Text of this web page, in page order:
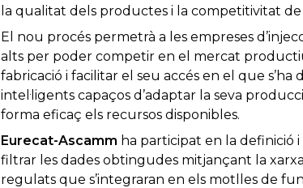
la qualitat dels productes i la competitivitat de
El nou procés permetrà a les empreses
alts per poder competir en el mercat
fabricació i facilitar el seu accés en el que
intel·ligents capaços d’adaptar la seva
forma eficaç els recursos disponibles.
Eurecat-Ascamm ha participat en la
filtrar les dades obtingudes mitjançant la
regulats que s’integraran en els motlles de